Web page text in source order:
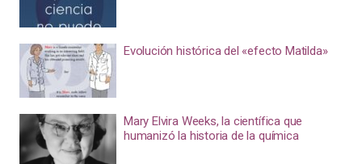
Evolución histórica del «efecto Matilda»
Mary Elvira Weeks, la científica que
humanizó la historia de la química